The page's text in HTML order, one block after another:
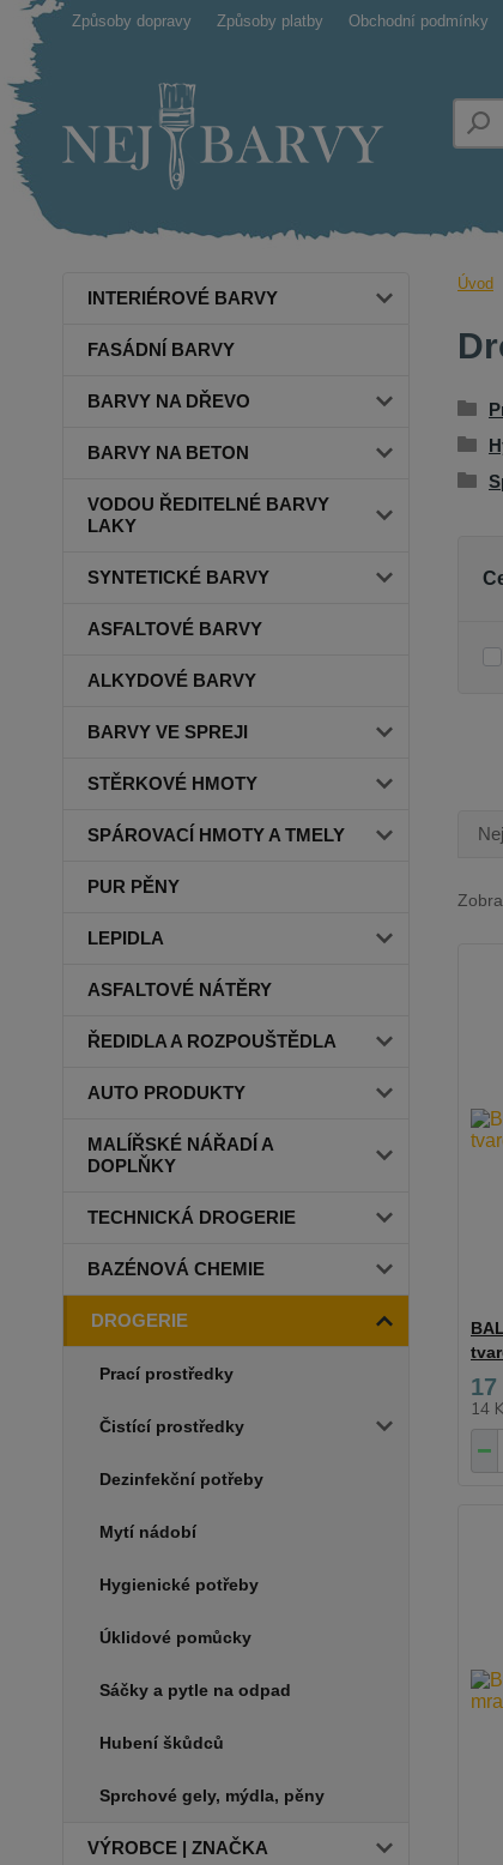
Způsoby dopravy Způsoby platby Obchodní podmínky
INTERIÉROVÉ BARVY
FASÁDNÍ BARVY
BARVY NA DŘEVO
BARVY NA BETON
VODOU ŘEDITELNÉ BARVY
LAKY
SYNTETICKÉ BARVY
ASFALTOVÉ BARVY
ALKYDOVÉ BARVY
BARVY VE SPREJI
STĚRKOVÉ HMOTY
SPÁROVACÍ HMOTY A TMELY
PUR PĚNY
LEPIDLA
ASFALTOVÉ NÁTĚRY
ŘEDIDLA A ROZPOUŠTĚDLA
AUTO PRODUKTY
MALÍŘSKÉ NÁŘADÍ A
DOPLŇKY
TECHNICKÁ DROGERIE
BAZÉNOVÁ CHEMIE
DROGERIE
Prací prostředky
Čistící prostředky
Dezinfekční potřeby
Mytí nádobí
Hygienické potřeby
Úklidové pomůcky
Sáčky a pytle na odpad
Hubení škůdců
Sprchové gely, mýdla, pěny
VÝROBCE | ZNAČKA
Úvod
14